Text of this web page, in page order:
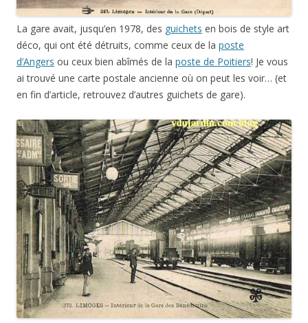
La gare avait, jusqu’en 1978, des guichets en bois de style art
déco, qui ont été détruits, comme ceux de la poste
d’Angers ou ceux bien abîmés de la poste de Poitiers! Je vous
ai trouvé une carte postale ancienne où on peut les voir… (et
en fin d’article, retrouvez d’autres guichets de gare).